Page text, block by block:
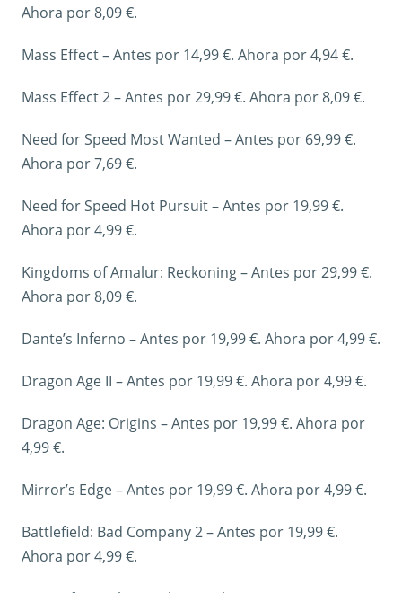
Ahora por 8,09 €.
Mass Effect – Antes por 14,99 €. Ahora por 4,94 €.
Mass Effect 2 – Antes por 29,99 €. Ahora por 8,09 €.
Need for Speed Most Wanted – Antes por 69,99 €.
Ahora por 7,69 €.
Need for Speed Hot Pursuit – Antes por 19,99 €.
Ahora por 4,99 €.
Kingdoms of Amalur: Reckoning – Antes por 29,99 €.
Ahora por 8,09 €.
Dante’s Inferno – Antes por 19,99 €. Ahora por 4,99 €.
Dragon Age II – Antes por 19,99 €. Ahora por 4,99 €.
Dragon Age: Origins – Antes por 19,99 €. Ahora por
4,99 €.
Mirror’s Edge – Antes por 19,99 €. Ahora por 4,99 €.
Battlefield: Bad Company 2 – Antes por 19,99 €.
Ahora por 4,99 €.